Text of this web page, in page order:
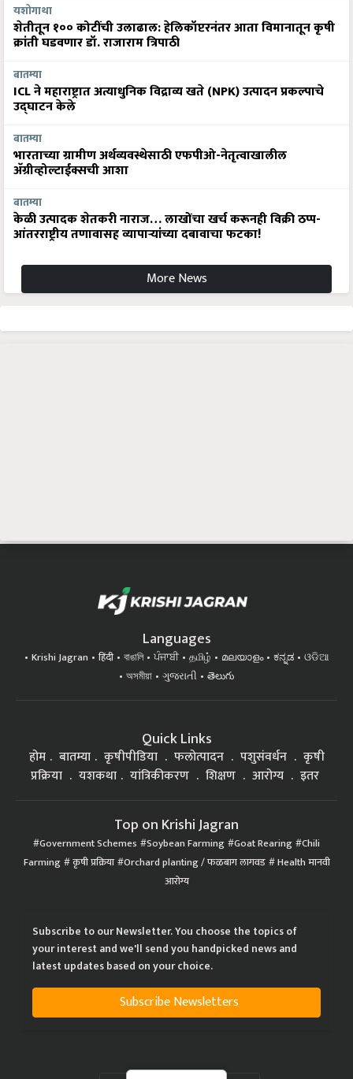
यशोगाथा
शेतीतून १०० कोटींची उलाढाल: हेलिकॉप्टरनंतर आता विमानातून कृषी
क्रांती घडवणार डॉ. राजाराम त्रिपाठी
बातम्या
ICL ने महाराष्ट्रात अत्याधुनिक विद्राव्य खते (NPK) उत्पादन प्रकल्पाचे
उद्घाटन केले
बातम्या
भारताच्या ग्रामीण अर्थव्यवस्थेसाठी एफपीओ-नेतृत्वाखालील
अ‍ॅग्रीव्होल्टाईक्सची आशा
बातम्या
केळी उत्पादक शेतकरी नाराज… लाखोंचा खर्च करूनही विक्री ठप्प-
आंतरराष्ट्रीय तणावासह व्यापाऱ्यांच्या दबावाचा फटका!
More News
Languages
Krishi Jagran हिंदी বাঙালি ਪੰਜਾਬੀ தமிழ் മലയാളം ಕನ್ನಡ
ଓଡିଆ
অসমীয়া
ગુજરાતી తెలుగు
Quick Links
होम बातम्या कृषीपीडिया फलोत्पादन पशुसंवर्धन
कृषी
प्रक्रिया
यशकथा यांत्रिकीकरण शिक्षण आरोग्य इतर
Top on Krishi Jagran
Government Schemes Soybean Farming Goat Rearing Chili
Farming कृषी प्रक्रिया Orchard planting / फळबाग लागवड Health मानवी
आरोग्य
Subscribe to our Newsletter. You choose the topics of
your interest and we'll send you handpicked news and
latest updates based on your choice.
Subscribe Newsletters